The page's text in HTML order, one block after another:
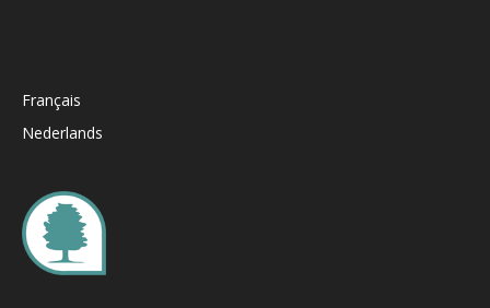
Français
Nederlands